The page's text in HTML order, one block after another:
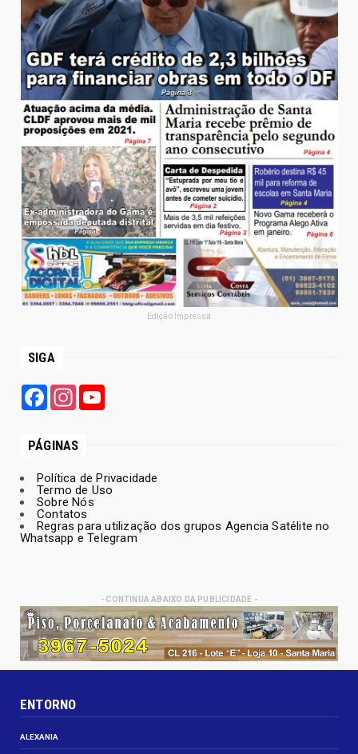
Edição Impressa
SIGA
FacebookInstagram
PÁGINAS
Política de Privacidade
Termo de Uso
Sobre Nós
Contatos
Regras para utilização dos grupos Agencia Satélite no
Whatsapp e Telegram
- CONTINUA ABAIXO DA PUBLICIDADE -
ENTORNO
ALEXANIA